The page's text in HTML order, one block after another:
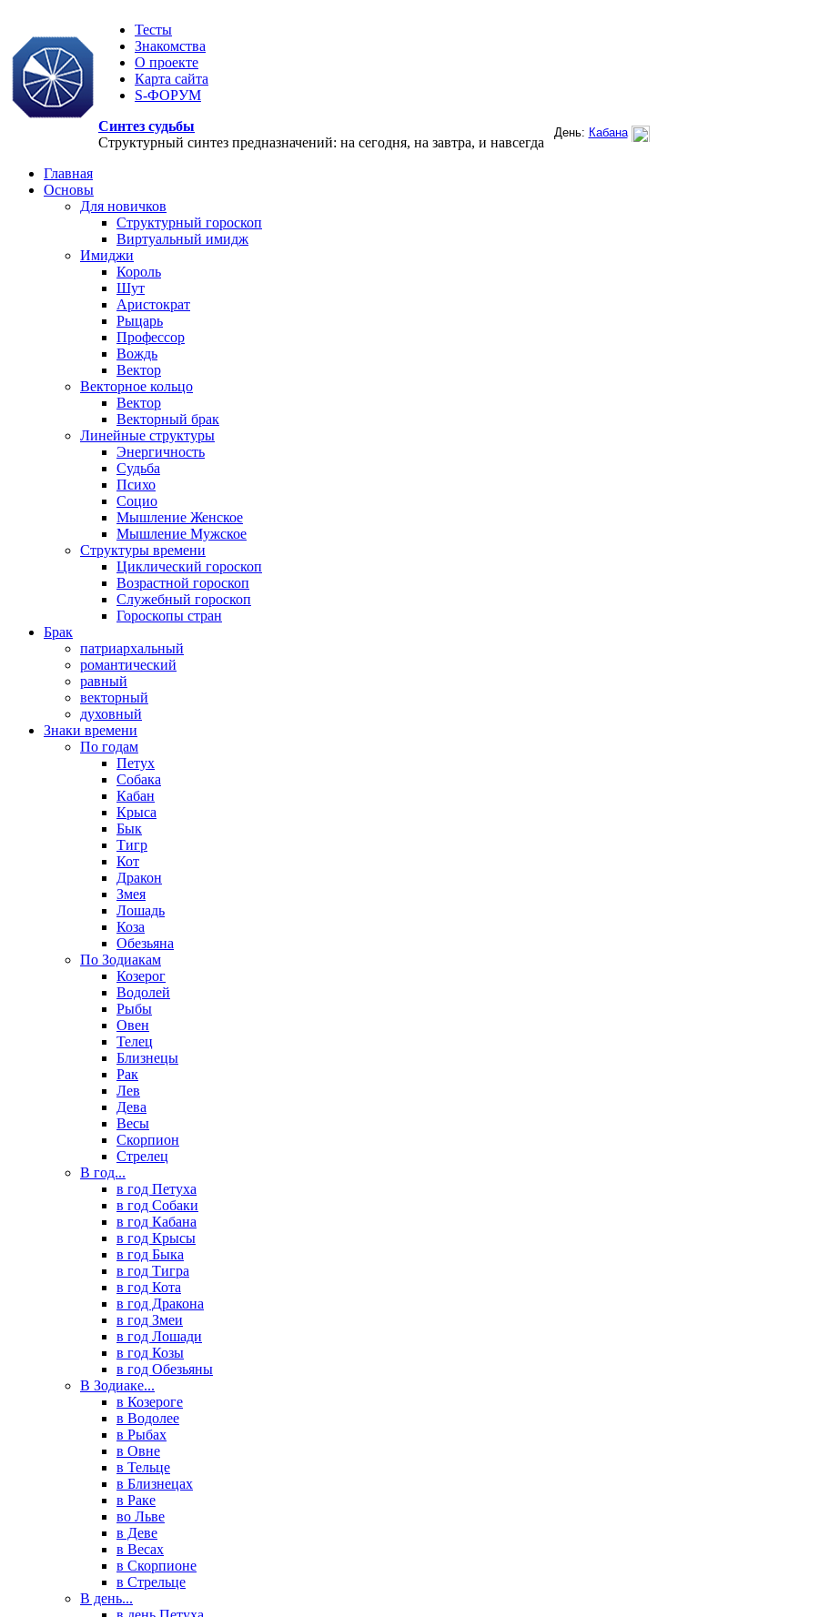
Тесты
Знакомства
О проекте
Карта сайта
S-ФОРУМ
Синтез судьбы
Структурный синтез предназначений: на сегодня, на завтра, и навсегда
Главная
Основы
Для новичков
Структурный гороскоп
Виртуальный имидж
Имиджи
Король
Шут
Аристократ
Рыцарь
Профессор
Вождь
Вектор
Векторное кольцо
Вектор
Векторный брак
Линейные структуры
Энергичность
Судьба
Психо
Социо
Мышление Женское
Мышление Мужское
Структуры времени
Циклический гороскоп
Возрастной гороскоп
Служебный гороскоп
Гороскопы стран
Брак
патриархальный
романтический
равный
векторный
духовный
Знаки времени
По годам
Петух
Собака
Кабан
Крыса
Бык
Тигр
Кот
Дракон
Змея
Лошадь
Коза
Обезьяна
По Зодиакам
Козерог
Водолей
Рыбы
Овен
Телец
Близнецы
Рак
Лев
Дева
Весы
Скорпион
Стрелец
В год...
в год Петуха
в год Собаки
в год Кабана
в год Крысы
в год Быка
в год Тигра
в год Кота
в год Дракона
в год Змеи
в год Лошади
в год Козы
в год Обезьяны
В Зодиаке...
в Козероге
в Водолее
в Рыбах
в Овне
в Тельце
в Близнецах
в Раке
во Льве
в Деве
в Весах
в Скорпионе
в Стрельце
В день...